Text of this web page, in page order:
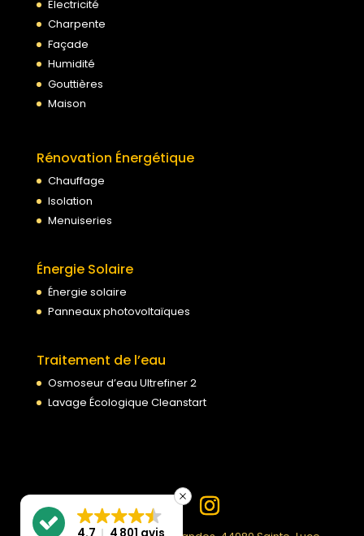
Electricité
Charpente
Façade
Humidité
Gouttières
Maison
Rénovation Énergétique
Chauffage
Isolation
Menuiseries
Énergie Solaire
Énergie solaire
Panneaux photovoltaïques
Traitement de l’eau
Osmoseur d’eau Ultrefiner 2
Lavage Écologique Cleanstart